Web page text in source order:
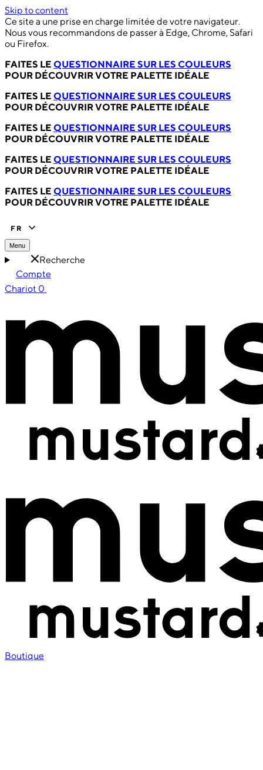
Skip to content
Ce site a une prise en charge limitée de votre navigateur.
Nous vous recommandons de passer à Edge, Chrome, Safari
ou Firefox.
FAITES LE QUESTIONNAIRE SUR LES COULEURS
POUR DÉCOUVRIR VOTRE PALETTE IDÉALE
FAITES LE QUESTIONNAIRE SUR LES COULEURS
POUR DÉCOUVRIR VOTRE PALETTE IDÉALE
FAITES LE QUESTIONNAIRE SUR LES COULEURS
POUR DÉCOUVRIR VOTRE PALETTE IDÉALE
FAITES LE QUESTIONNAIRE SUR LES COULEURS
POUR DÉCOUVRIR VOTRE PALETTE IDÉALE
FAITES LE QUESTIONNAIRE SUR LES COULEURS
POUR DÉCOUVRIR VOTRE PALETTE IDÉALE
FR
Menu
Recherche
Compte
Chariot 0
Boutique